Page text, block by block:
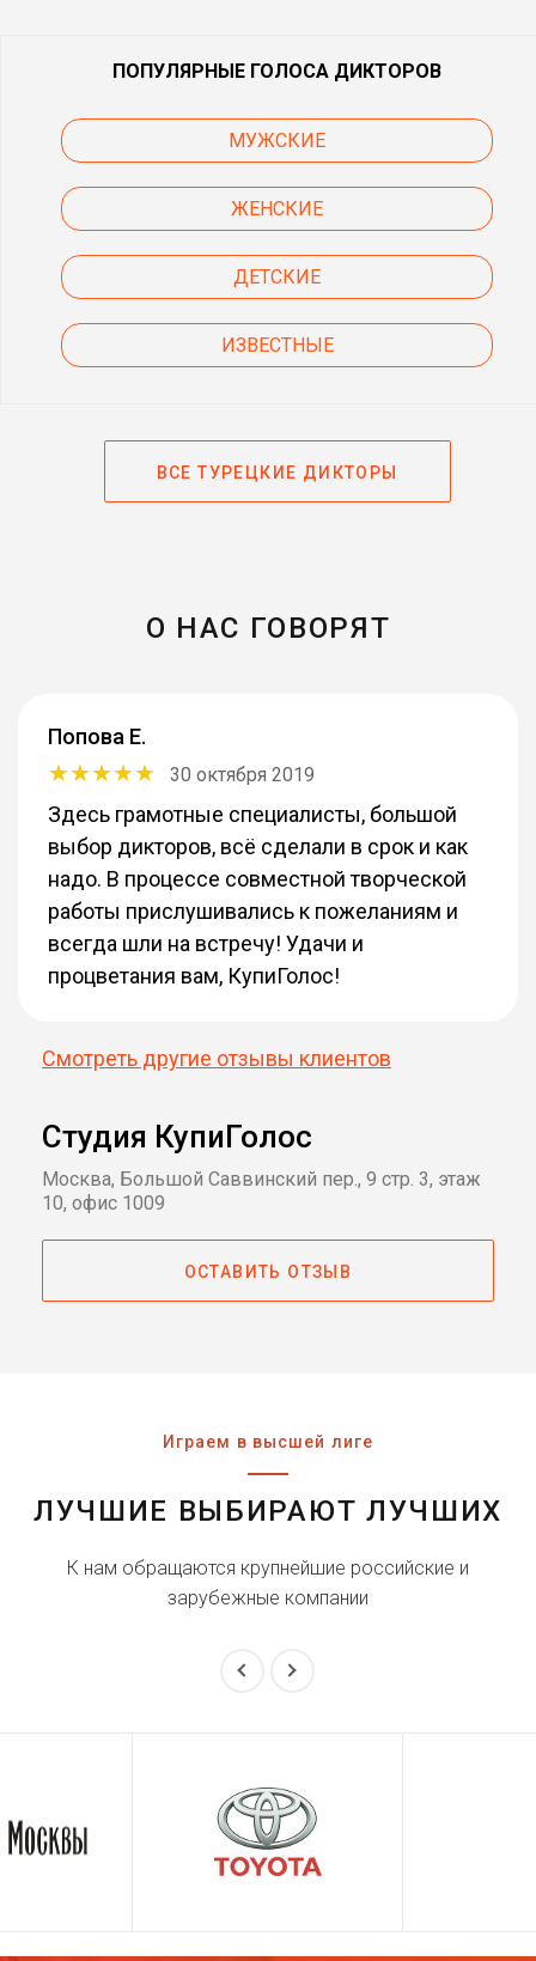
ПОПУЛЯРНЫЕ ГОЛОСА ДИКТОРОВ
МУЖСКИЕ
ЖЕНСКИЕ
ДЕТСКИЕ
ИЗВЕСТНЫЕ
ВСЕ ТУРЕЦКИЕ ДИКТОРЫ
О НАС ГОВОРЯТ
Попова Е.
30 октября 2019
Здесь грамотные специалисты, большой
выбор дикторов, всё сделали в срок и как
надо. В процессе совместной творческой
работы прислушивались к пожеланиям и
всегда шли на встречу! Удачи и
процветания вам, КупиГолос!
Смотреть другие отзывы клиентов
Студия КупиГолос
Москва, Большой Саввинский пер., 9 стр. 3, этаж
10, офис 1009
ОСТАВИТЬ ОТЗЫВ
Играем в высшей лиге
ЛУЧШИЕ ВЫБИРАЮТ ЛУЧШИХ
К нам обращаются крупнейшие российские и
зарубежные компании